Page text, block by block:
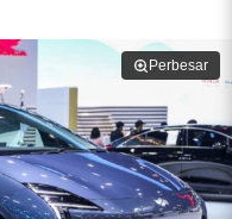
Perbesar